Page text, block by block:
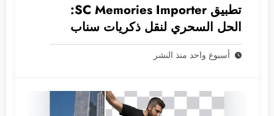
تطبيق SC Memories Importer:
الحل السحري لنقل ذكريات سناب
شات إلى الآي-فون
أسبوع واحد منذ النشر